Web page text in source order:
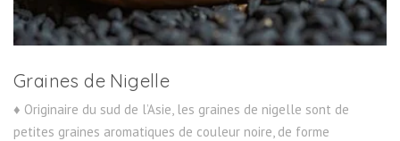
Graines de Nigelle
♦ Originaire du sud de l’Asie, les graines de nigelle sont de
petites graines aromatiques de couleur noire, de forme